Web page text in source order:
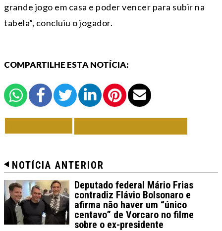
grande jogo em casa e poder vencer para subir na
tabela”, concluiu o jogador.
COMPARTILHE ESTA NOTÍCIA:
NOTÍCIA ANTERIOR
Deputado federal Mário Frias
contradiz Flávio Bolsonaro e
afirma não haver um “único
centavo” de Vorcaro no filme
sobre o ex-presidente